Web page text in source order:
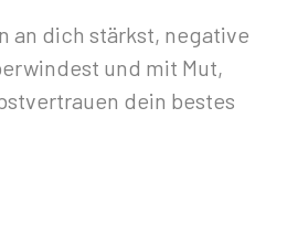
an dich stärkst, negative
und mit Mut,
dein bestes